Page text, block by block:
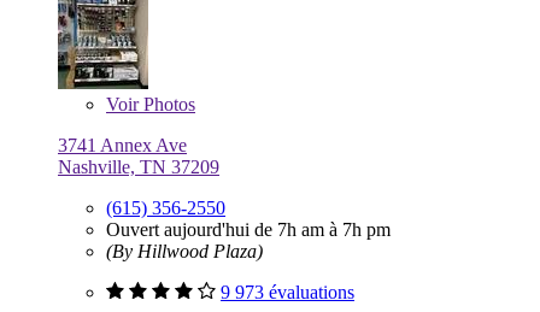
VoirPhotos
3741 Annex Ave
Nashville, TN 37209
(615) 356-2550
Ouvert aujourd'hui de 7h am à 7h pm
(By Hillwood Plaza)
9 973 évaluations